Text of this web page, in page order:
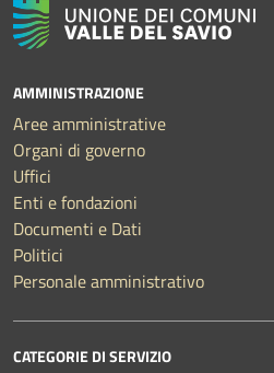
AMMINISTRAZIONE
Aree amministrative
Organi di governo
Uffici
Enti e fondazioni
Documenti e Dati
Politici
Personale amministrativo
CATEGORIE DI SERVIZIO